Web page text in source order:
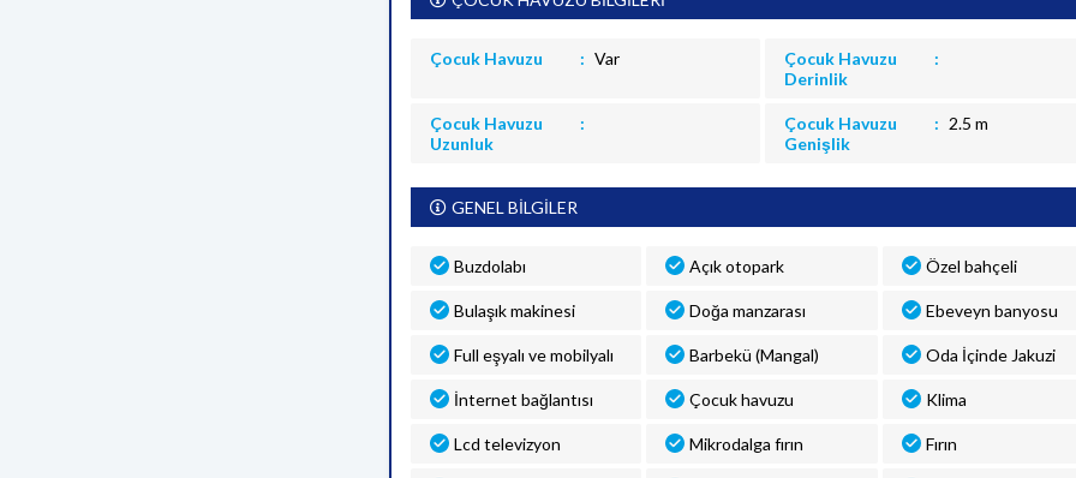
Çocuk Havuzu Var
Çocuk Havuzu
Derinlik
Çocuk Havuzu
Uzunluk
Çocuk Havuzu
Genişlik
2.5 m
GENEL BİLGİLER
Buzdolabı Açık otopark Özel bahçeli
Bulaşık makinesi Doğa manzarası Ebeveyn banyosu
Full eşyalı ve mobilyalı Barbekü (Mangal) Oda İçinde Jakuzi
İnternet bağlantısı Çocuk havuzu Klima
Lcd televizyon Mikrodalga fırın Fırın